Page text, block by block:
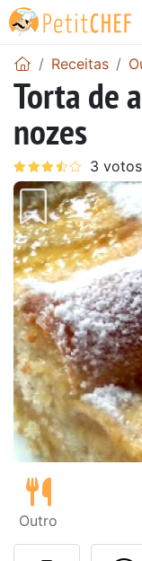
Receitas
Torta de
nozes
Anterior
Outro